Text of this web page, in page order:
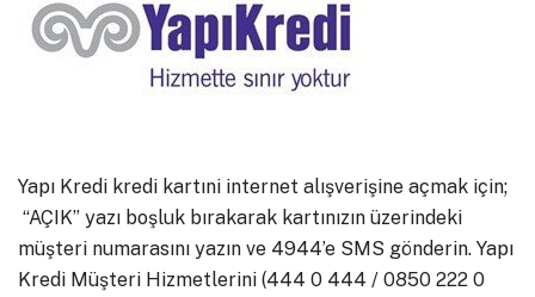
Yapı Kredi kredi kartıni internet alışverişine açmak için;
“AÇIK” yazı boşluk bırakarak kartınızın üzerindeki
müşteri numarasını yazın ve 4944’e SMS gönderin. Yapı
Kredi Müşteri Hizmetlerini (444 0 444 / 0850 222 0